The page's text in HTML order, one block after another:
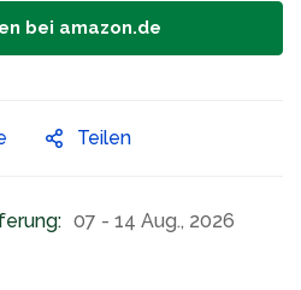
bei amazon.de
Teilen
07 - 14 Aug., 2026